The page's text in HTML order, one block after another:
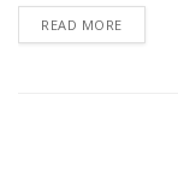
Petir.
Pembentukan
Anwar
kepada HB
READ MORE